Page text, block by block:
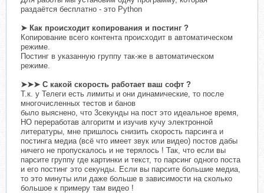
раздаётся бесплатно - это Python
➤ Как происходит копирования и постинг ?
Копирование всего контента происходит в автоматическом
режиме.
Постинг в указанную группу так-же в автоматическом
режиме.
➤➤➤ С какой скорость работает ваш софт ?
Т.к. у Телеги есть лимиты и они динамические, то после
многочисленных тестов и банов
было выяснено, что 3секунды на пост это идеальное время,
НО переработав алгоритм и изучив кучу электронной
литературы, мне пришлось снизить скорость парсинга и
постинга медиа (всё что имеет звук или видео) постов дабы
ничего не пропускалось и не терялось ! Так, что если вы
парсите группу где картинки и текст, то парсинг одного поста
и его постинг это секунды. Если вы парсите большие медиа,
то это минуты или даже больше в зависимости на сколько
большое к примеру там видео !